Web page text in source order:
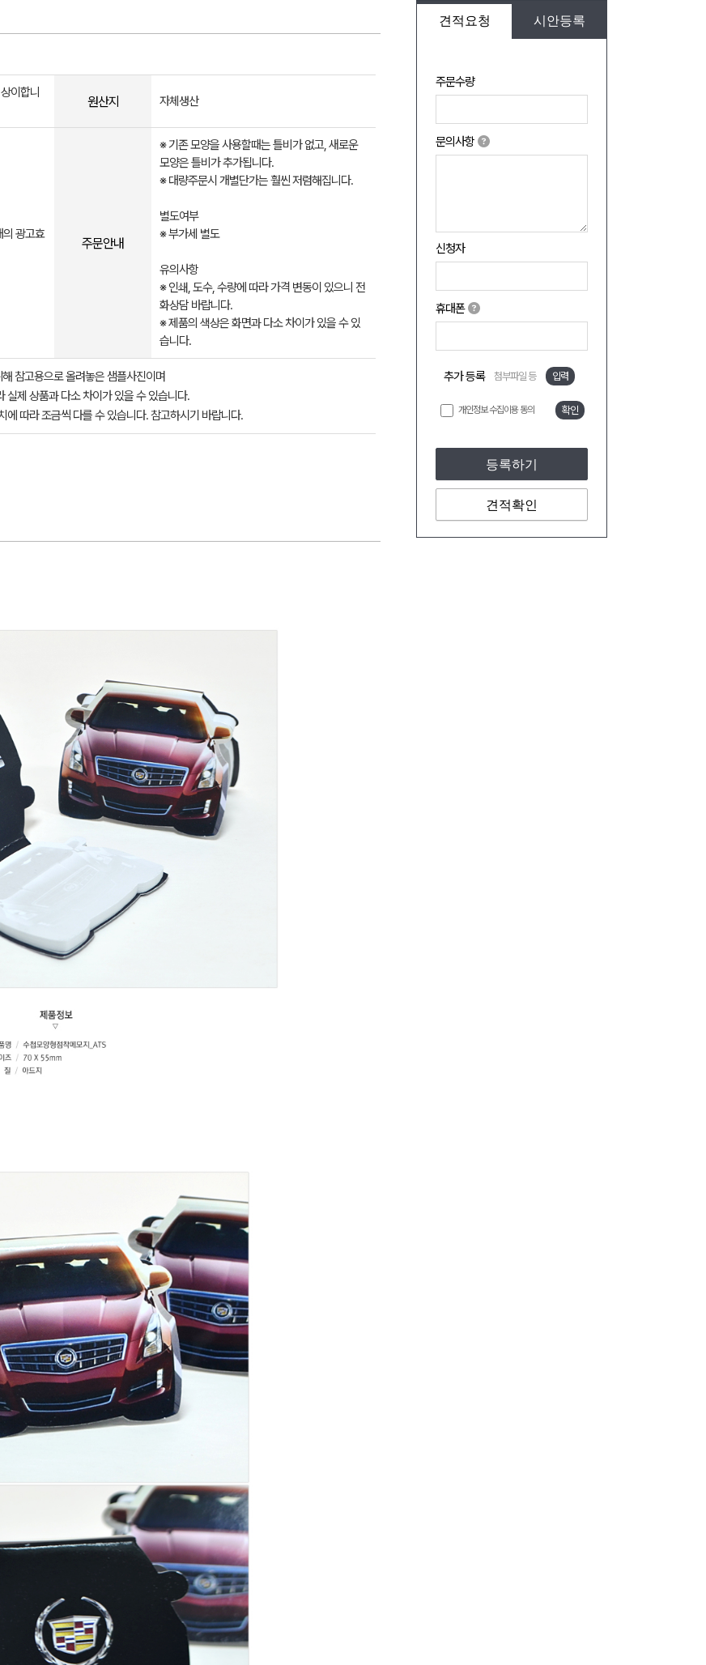
견적요청 시안등록
주문수량
문의사항
신청자
휴대폰
추가 등록 첨부파일 등 입력
개인정보 수집이용 동의 확인
등록하기
견적확인
이합니
원산지 자체생산
의 광고효
주문안내
※ 기존 모양을 사용할때는 틀비가 없고, 새로운
모양은 틀비가 추가됩니다.
※ 대량주문시 개별단가는 훨씬 저렴해집니다.
별도여부
※ 부가세 별도
유의사항
※ 인쇄, 도수, 수량에 따라 가격 변동이 있으니 전
화상담 바랍니다.
※ 제품의 색상은 화면과 다소 차이가 있을 수 있
습니다.
참고용으로 올려놓은 샘플사진이며
실제 상품과 다소 차이가 있을 수 있습니다.
에 따라 조금씩 다를 수 있습니다. 참고하시기 바랍니다.